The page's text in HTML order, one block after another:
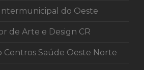
do Oeste
de Arte e Design CR
Saúde Oeste Norte